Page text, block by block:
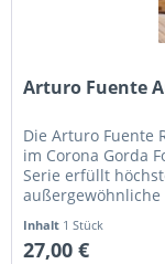
Arturo Fuente
Die Arturo Fuente
im Corona Gorda
Serie erfüllt
Inhalt 1 Stück
27,00 €